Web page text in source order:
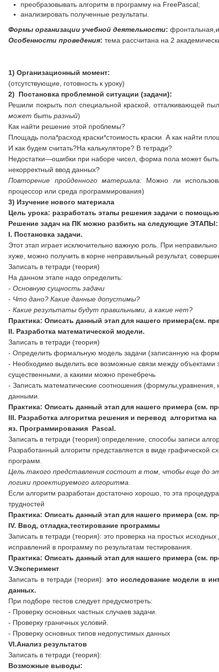
преобразовывать алгоритм в программу на FreePascal;
анализировать полученные результаты.
Формы организации учебной деятельности:
Особенности проведения: тема рассчитана на 2
1)Организационный момент:
(отсутствующие, готовность к уроку)
2) Постановка проблемной ситуации (задачи):
Решили покрыть пол специальной краской, отталкивающей
может быть разный)
Как найти решение этой проблемы?
Площадь пола*расход краски*стоимость краски А как найти
И как будем считать?На калькуляторе? В тетради?
Недостатки—ошибки при наборе чисел, форма пола может
некорректный ввод данных?
Повторение пройденного материала: Можно ли
процессор или среда программирования)
3) Изучение нового материала
Цель урока: разработать этапы решения задачи с
Решение задач на ПК можно разбить на следующие ЭТАПЫ:
I. Постановка задачи.
Этот этап играет исключительно важную роль. При
хуже, можно получить в корне неправильный результат,
Записать в тетради (теория)
На данном этапе надо определить:
-Основную сущность задачи
- Что дано? Какие данные допустимы?
-Какие результаты будут правильными, а какие нет?
Практика: Описать данный этап для нашего примера(см.
II. Разработка математической модели.
Записать в тетради (теория)
- Определить формальную модель задачи (записанную на
- Необходимо выделить все возможные связи между объектами
существенными, а какими можно пренебречь
- Записать математические соотношения
данными.
Практика: Описать данный этап для нашего примера (см.
III. Разработка алгоритма решения и перевод алгоритма на
яз. Программирования Pascal.
Записать в тетради (теория):определение, способы записи
Разработанный алгоритм представляется в виде
программ.
Цель такого представления состоит в том, чтобы еще до
логики проектируемого алгоритма.
Если алгоритм разработан достаточно хорошо, то эта
трудностей
Практика: Описать данный этап для нашего примера (см.
IV. Ввод, отладка,тестирование программы
Записать в тетради (теория): это проверка на простых
исправлений в программу по результатам тестирования.
Практика: Описать данный этап для нашего примера (см.
V.Эксперимент
Записать в тетради (теория): это исследование модели в
данных.
При подборе тестов следует предусмотреть:
- Проверку основных частных случаев задачи.
- Проверку граничных условий.
- Проверку основных типов недопустимых данных
VI.Анализ результатов
Записать в тетради (теория):
Возможные выводы: